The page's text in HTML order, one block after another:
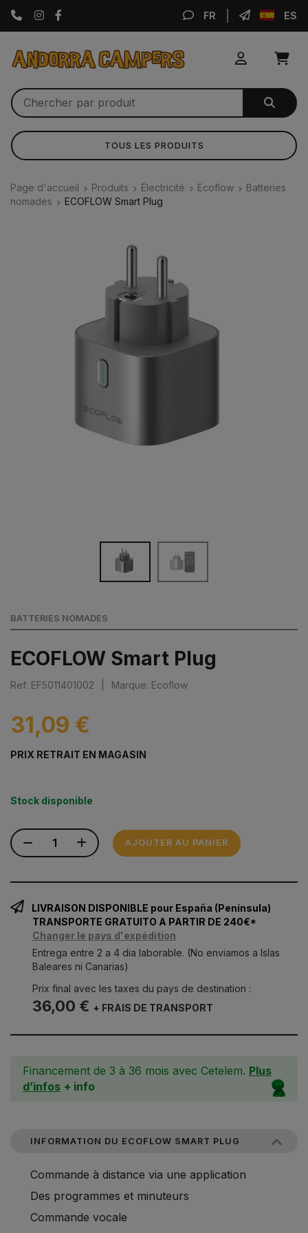
Instagram FR ES
TOUS LES PRODUITS
Page d'accueil Produits Électricité Ecoflow
Batteries
nomades
ECOFLOW Smart Plug
BATTERIES NOMADES
ECOFLOW Smart Plug
Ref: EF5011401002 Marque: Ecoflow
31,09 €
PRIX RETRAIT EN MAGASIN
Stock disponible
AJOUTER AU PANIER
LIVRAISON DISPONIBLE pour España (Península)
TRANSPORTE GRATUITO A PARTIR DE 240€*
Changer le pays d'expédition
Entrega entre 2 a 4 dia laborable. (No enviamos a Islas
Baleares ni Canarias)
Prix final avec les taxes du pays de destination :
36,00 € + FRAIS DE TRANSPORT
Financement de 3 à 36 mois avec Cetelem. Plus
d’infos + info
INFORMATION DU ECOFLOW SMART PLUG
Commande à distance via une application
Des programmes et minuteurs
Commande vocale